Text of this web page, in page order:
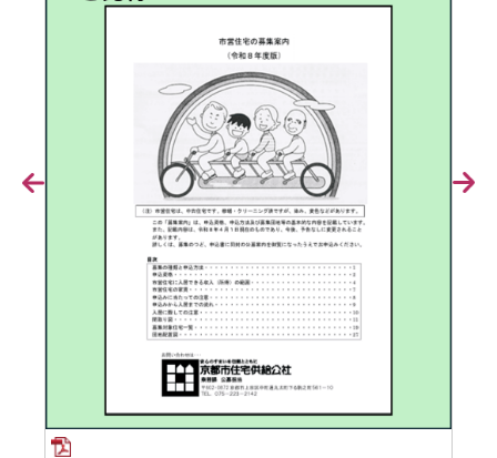
Prev Next